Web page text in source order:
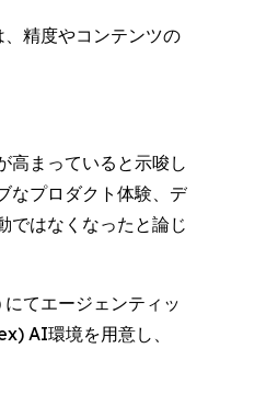
精度やコンテンツの
高まっていると示唆し
なプロダクト体験、デ
ではなくなったと論じ
てエージェンティッ
AI環境を用意し、